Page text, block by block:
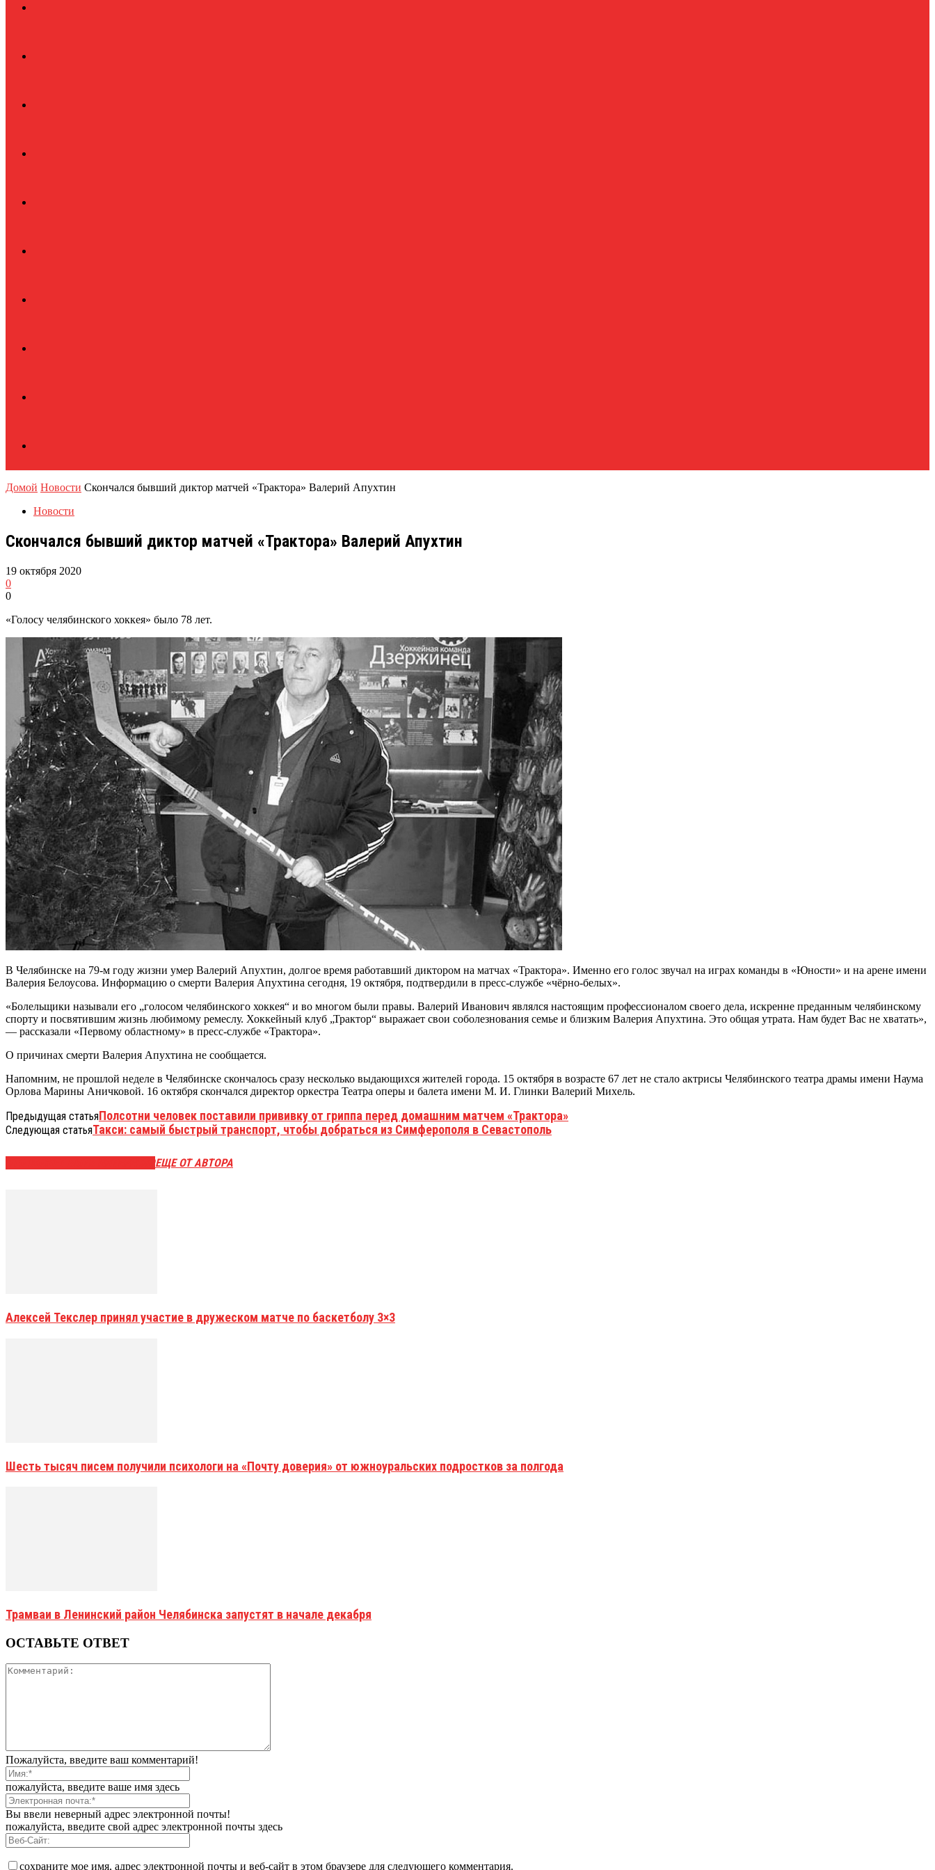
Домой Новости Скончался бывший диктор матчей «Трактора» Валерий Апухтин
Новости
Скончался бывший диктор матчей «Трактора» Валерий Апухтин
19 октября 2020
0
0
«Голосу челябинского хоккея» было 78 лет.
В Челябинске на 79-м году жизни умер Валерий Апухтин, долгое время работавший диктором на матчах «Трактора». Именно его голос звучал на играх команды в «Юности» и на арене имени
Валерия Белоусова. Информацию о смерти Валерия Апухтина сегодня, 19 октября, подтвердили в пресс-службе «чёрно-белых».
«Болельщики называли его „голосом челябинского хоккея“ и во многом были правы. Валерий Иванович являлся настоящим профессионалом своего дела, искренне преданным челябинскому
спорту и посвятившим жизнь любимому ремеслу. Хоккейный клуб „Трактор“ выражает свои соболезнования семье и близким Валерия Апухтина. Это общая утрата. Нам будет Вас не хватать»,
— рассказали «Первому областному» в пресс-службе «Трактора».
О причинах смерти Валерия Апухтина не сообщается.
Напомним, не прошлой неделе в Челябинске скончалось сразу несколько выдающихся жителей города. 15 октября в возрасте 67 лет не стало актрисы Челябинского театра драмы имени Наума
Орлова Марины Аничковой. 16 октября скончался директор оркестра Театра оперы и балета имени М. И. Глинки Валерий Михель.
Предыдущая статьяПолсотни человек поставили прививку от гриппа перед домашним матчем «Трактора»
Следующая статьяТакси: самый быстрый транспорт, чтобы добраться из Симферополя в Севастополь
ЕЩЕ ОТ АВТОРА
Алексей Текслер принял участие в дружеском матче по баскетболу 3×3
Шесть тысяч писем получили психологи на «Почту доверия» от южноуральских подростков за полгода
Трамваи в Ленинский район Челябинска запустят в начале декабря
ОСТАВЬТЕ ОТВЕТ
Пожалуйста, введите ваш комментарий!
пожалуйста, введите ваше имя здесь
Вы ввели неверный адрес электронной почты!
пожалуйста, введите свой адрес электронной почты здесь
сохраните мое имя, адрес электронной почты и веб-сайт в этом браузере для следующего комментария.